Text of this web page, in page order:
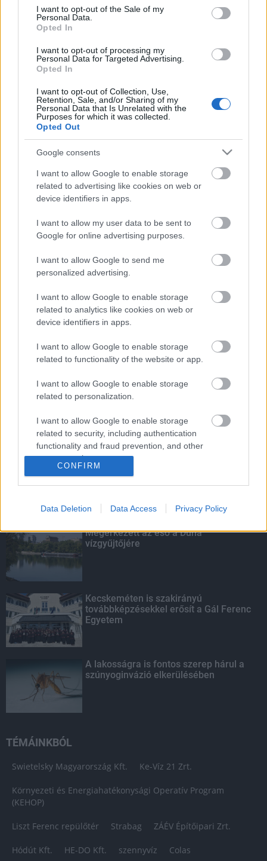
consent section.
I want to opt-out of the Sale of my
Personal Data.
Opted In
I want to opt-out of processing my
Personal Data for Targeted Advertising.
Opted In
I want to opt-out of Collection, Use,
Retention, Sale, and/or Sharing of my
Personal Data that Is Unrelated with the
Purposes for which it was collected.
Opted Out
Google consents
I want to allow Google to enable storage
related to advertising like cookies on web or
device identifiers in apps.
I want to allow my user data to be sent to
Google for online advertising purposes.
I want to allow Google to send me
personalized advertising.
I want to allow Google to enable storage
related to analytics like cookies on web or
device identifiers in apps.
I want to allow Google to enable storage
related to functionality of the website or app.
I want to allow Google to enable storage
related to personalization.
I want to allow Google to enable storage
related to security, including authentication
functionality and fraud prevention, and other
user protection.
CONFIRM
Data Deletion Data Access Privacy Policy
Országos hírek
A LAKOSSÁGRA IS FONTOS SZEREP HÁRUL A
SZÚNYOGINVÁZIÓ ELKERÜLÉSÉBEN
Országos hírek
FELHASZNÁLTA AZ EMBERISÉG A FÖLD EGÉSZ
ÉVRE ELEGENDŐ ERŐFORRÁSAIT
HIRDETÉS
HIRDETÉS
LEGOLVASOTTABB
Indul a diákok pénzügyi ismereteit
erősítő Pénz7 programsorozat
Budapest-Pécs, Budapest-Szolnok:
gyorsabb és biztonságosabb lett a vasút
Több mint 40 helyszínen dolgozik
fennakadás nélkül a Híd-csoport
KIEMELT
Megérkezett az eső a Duna
vízgyűjtőjére
Kecskeméten is szakirányú
továbbképzésekkel erősít a Gál Ferenc
Egyetem
A lakosságra is fontos szerep hárul a
szúnyoginvázió elkerülésében
TÉMÁINKBÓL
Swietelsky Magyarország Kft. Ke-Víz 21 Zrt.
Környezeti és Energiahatékonysági Operatív Program
(KEHOP)
Liszt Ferenc repülőtér Strabag ZÁÉV Építőipari Zrt.
Hódút Kft. HE-DO Kft. szennyvíz Colas